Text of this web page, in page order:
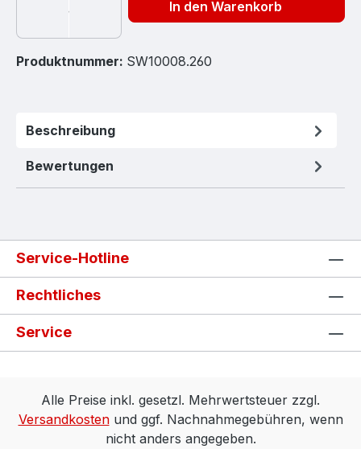
In den Warenkorb
Produktnummer: SW10008.260
Beschreibung
Bewertungen
Service-Hotline
Rechtliches
Service
Alle Preise inkl. gesetzl. Mehrwertsteuer zzgl.
Versandkostenund ggf. Nachnahmegebühren, wenn
nicht anders angegeben.